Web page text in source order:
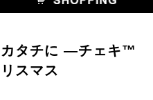
カタチに —チェキ™
スマス